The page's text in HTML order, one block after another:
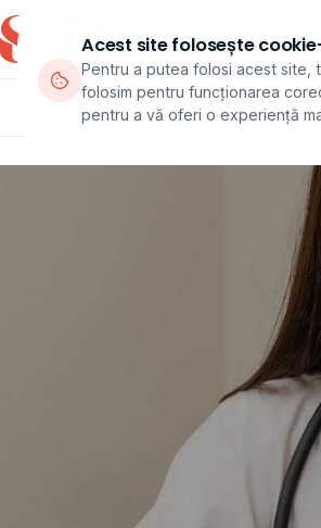
Departamente
Acest site folosește
Pentru a putea folosi acest site,
folosim pentru funcționarea
pentru a vă oferi o experiență